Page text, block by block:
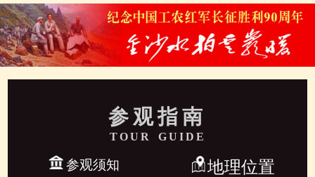
参观指南
TOUR GUIDE
参观须知 地理位置